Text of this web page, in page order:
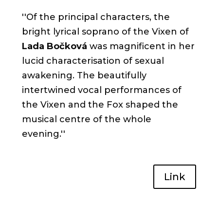
''Of the principal characters, the
bright lyrical soprano of the Vixen of
Lada Bočková was magnificent in her
lucid characterisation of sexual
awakening. The beautifully
intertwined vocal performances of
the Vixen and the Fox shaped the
musical centre of the whole
evening.''
Link